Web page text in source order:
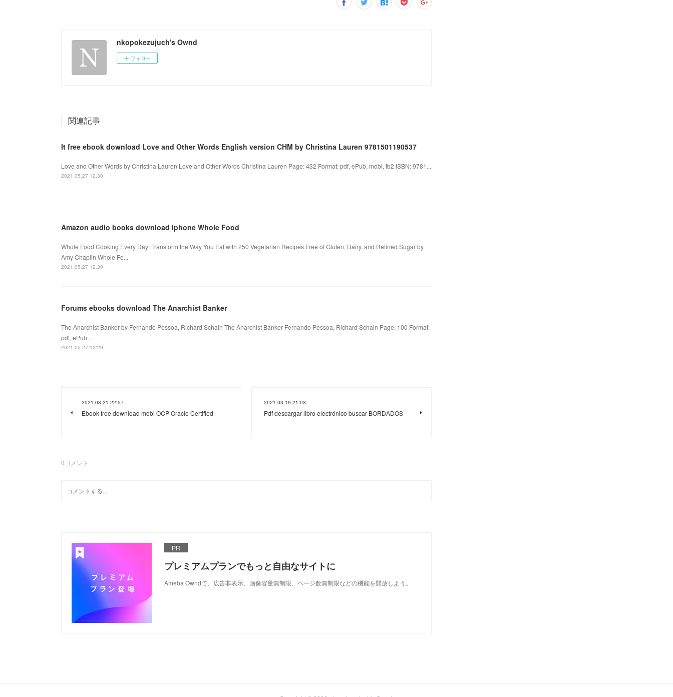
nkopokezujuch's Ownd
フォロー
関連記事
It free ebook download Love and Other Words English version CHM by Christina Lauren 9781501190537
Love and Other Words by Christina Lauren Love and Other Words Christina Lauren Page: 432 Format: pdf, ePub, mobi, fb2 ISBN: 9781...
2021.05.27 12:30
Amazon audio books download iphone Whole Food
Whole Food Cooking Every Day: Transform the Way You Eat with 250 Vegetarian Recipes Free of Gluten, Dairy, and Refined Sugar by
Amy Chaplin Whole Fo...
2021.05.27 12:30
Forums ebooks download The Anarchist Banker
The Anarchist Banker by Fernando Pessoa, Richard Schain The Anarchist Banker Fernando Pessoa, Richard Schain Page: 100 Format:
pdf, ePub...
2021.05.27 12:29
2021.03.21 22:57
Ebook free download mobi OCP Oracle Certified
2021.03.19 21:03
Pdf descargar libro electrónico buscar BORDADOS
0コメント
PR
プレミアムプランでもっと自由なサイトに
Ameba Owndで、広告非表示、画像容量無制限、ページ数無制限などの機能を開放しよう。